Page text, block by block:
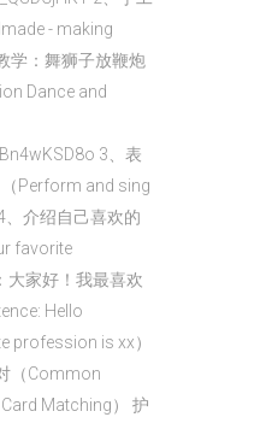
- making
学：舞狮子放鞭炮
Dance and
3、表
Perform and sing
、介绍自己喜欢的
favorite
家好！我最喜欢
Hello
profession is xx）
（Common
Matching） 护